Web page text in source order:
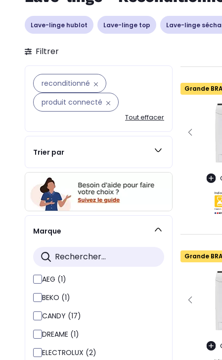
Lave-linge hublot Lave-linge top Lave-linge
Filtrer
reconditionné
produit connecté
Tout effacer
Trier par
Marque
AEG (1)
BEKO (1)
CANDY (17)
DREAME (1)
ELECTROLUX (2)
Grande
Grande